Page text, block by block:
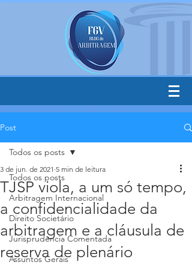
Post
Todos os posts
Arbitragem Internacional
Direito Societário
Jurisprudência Comentada
Assuntos Gerais
Todos os posts
TJSP viola, a um só tempo,
a confidencialidade da
arbitragem e a cláusula de
reserva de plenário
3 de jun. de 2021 5 min de leitura